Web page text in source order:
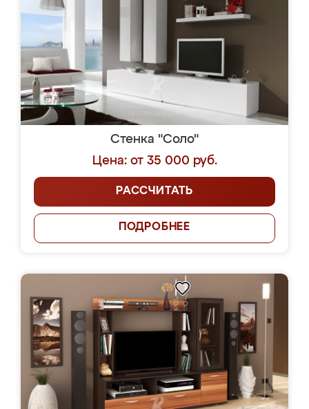
Стенка "Соло"
Цена: от 35 000 руб.
РАССЧИТАТЬ
ПОДРОБНЕЕ